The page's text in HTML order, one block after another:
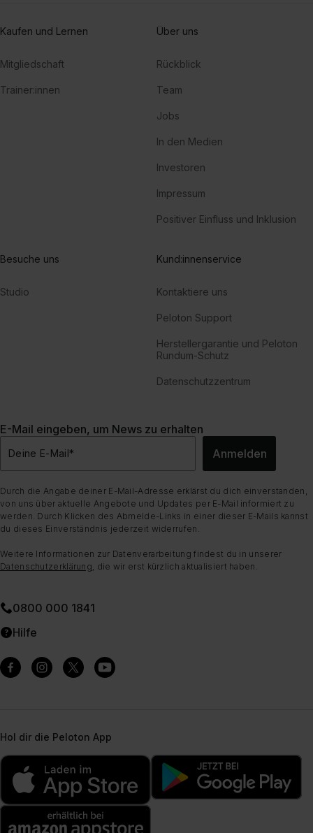
Kaufen und Lernen
Mitgliedschaft
Trainer:innen
Über uns
Rückblick
Team
Jobs
In den Medien
Investoren
Impressum
Positiver Einfluss und Inklusion
Besuche uns
Studio
Kund:innenservice
Kontaktiere uns
Peloton Support
Herstellergarantie und Peloton
Rundum-Schutz
Datenschutzzentrum
E-Mail eingeben, um News zu erhalten
Deine E-Mail* Anmelden
Durch die Angabe deiner E-Mail-Adresse erklärst du dich einverstanden,
von uns über aktuelle Angebote und Updates per E-Mail informiert zu
werden. Durch Klicken des Abmelde-Links in einer dieser E-Mails kannst
du dieses Einverständnis jederzeit widerrufen.
Weitere Informationen zur Datenverarbeitung findest du in unserer
Datenschutzerklärung , die wir erst kürzlich aktualisiert haben.
0800 000 1841
Hilfe
Hol dir die Peloton App